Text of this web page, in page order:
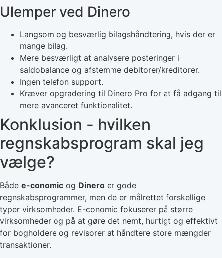
Ulemper ved Dinero
Langsom og besværlig bilagshåndtering, hvis der er
mange bilag.
Mere besværligt at analysere posteringer i
saldobalance og afstemme debitorer/kreditorer.
Ingen telefon support.
Kræver opgradering til Dinero Pro for at få adgang til
mere avanceret funktionalitet.
Konklusion - hvilken
regnskabsprogram skal jeg
vælge?
Både e-conomic og Dinero er gode
regnskabsprogrammer, men de er målrettet forskellige
typer virksomheder. E-conomic fokuserer på større
virksomheder og på at gøre det nemt, hurtigt og effektivt
for bogholdere og revisorer at håndtere store mængder
transaktioner.